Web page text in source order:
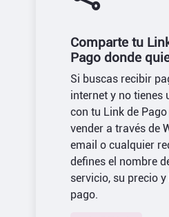
Comparte tu
Pago donde
Si buscas recibir
internet y no tienes
con tu Link de
vender a través de
email o cualquier
defines el nombre
servicio, su precio
pago.